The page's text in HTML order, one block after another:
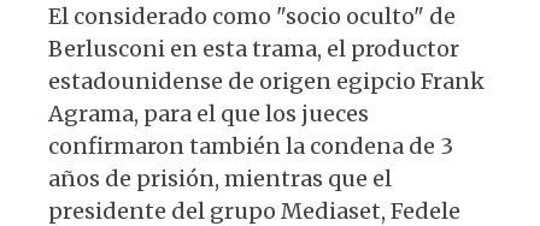
El considerado como "socio oculto" de
Berlusconi en esta trama, el productor
estadounidense de origen egipcio Frank
Agrama, para el que los jueces
confirmaron también la condena de 3
años de prisión, mientras que el
presidente del grupo Mediaset, Fedele